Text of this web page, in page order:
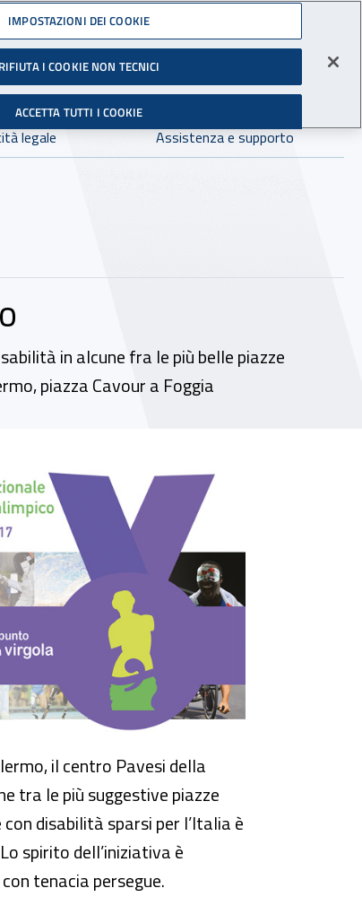
sul Lavoro
Facebook - Sito esterno - Apertura in nuova finestra
X - Sito esterno - Apertura in nuova finestra
Instagram - Sito esterno - Apertura in
Linkedin - Sito esterno -
Youtube - Sito esterno -
Tiktok - SitoSpreaker -
Dove cercare:
in:tutto INAIL.it
legale Assistenza e supporto
in alcune fra le più belle piazze
piazza Cavour a Foggia
il centro Pavesi della
tra le più suggestive piazze
disabilità sparsi per l’Italia è
spirito dell’iniziativa è
tenacia persegue.
IMPOSTAZIONI DEI COOKIE
RIFIUTA I COOKIE NON TECNICI
ACCETTA TUTTI I COOKIE